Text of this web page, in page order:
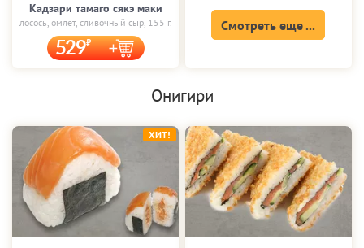
Кадзари тамаго сякэ маки
лосось, омлет, сливочный сыр, 155 г.
529
Смотреть еще ...
Онигири
ХИТ!